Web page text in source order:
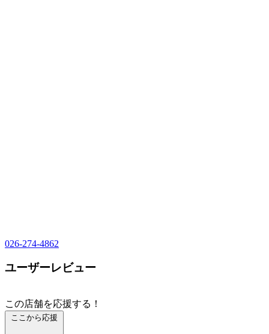
026-274-4862
ユーザーレビュー
この店舗を応援する！
ここから応援